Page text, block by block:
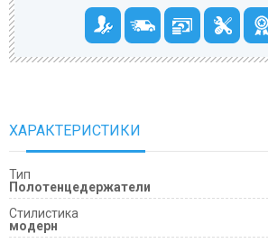
ХАРАКТЕРИСТИКИ
Тип
Полотенцедержатели
Cтилистика
модерн